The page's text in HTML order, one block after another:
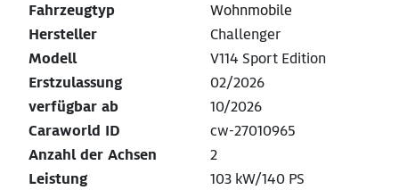
Fahrzeugtyp
Wohnmobile
Hersteller
Challenger
Modell
V114 Sport Edition
Erstzulassung
02/2026
verfügbar ab
10/2026
Caraworld ID
cw-27010965
Anzahl der Achsen
2
Leistung
103 kW/140 PS